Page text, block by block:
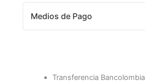
Medios de Pago
Transferencia Bancolombia